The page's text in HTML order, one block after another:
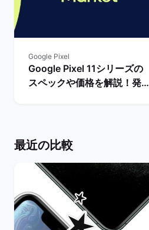
Google Pixel
Google Pixel 11シリーズの
スペックや価格を解説！発売
最近の比較